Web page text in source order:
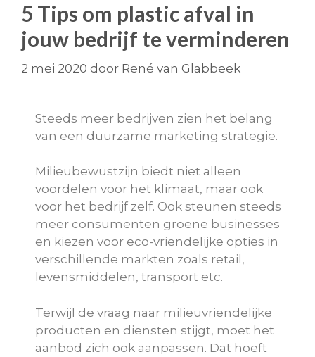
5 Tips om plastic afval in
jouw bedrijf te verminderen
2 mei 2020 door René van Glabbeek
Steeds meer bedrijven zien het belang
van een duurzame marketing strategie.
Milieubewustzijn biedt niet alleen
voordelen voor het klimaat, maar ook
voor het bedrijf zelf. Ook steunen steeds
meer consumenten groene businesses
en kiezen voor eco-vriendelijke opties in
verschillende markten zoals retail,
levensmiddelen, transport etc.
Terwijl de vraag naar milieuvriendelijke
producten en diensten stijgt, moet het
aanbod zich ook aanpassen. Dat hoeft